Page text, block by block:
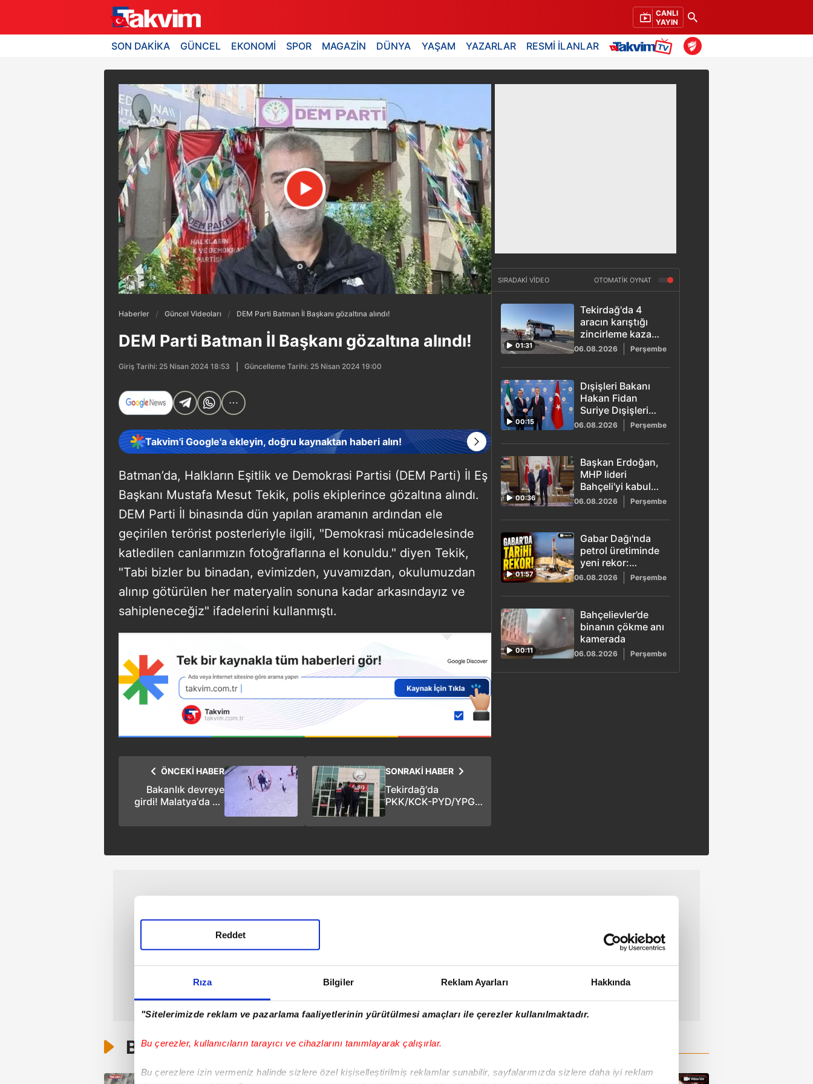
Rıza Bilgiler Reklam Ayarları Hakkında
"Sitelerimizde reklam ve pazarlama faaliyetlerinin yürütülmesi amaçları ile çerezler kullanılmaktadır.
Bu çerezler, kullanıcıların tarayıcı ve cihazlarını tanımlayarak çalışırlar.
Bu çerezlere izin vermeniz halinde sizlere özel kişiselleştirilmiş reklamlar sunabilir, sayfalarımızda sizlere daha iyi reklam
Reddet
CANLI
YAYIN
SON DAKİKA GÜNCEL EKONOMİ SPOR MAGAZİN DÜNYA YAŞAM YAZARLAR RESMİ İLANLAR
Haberler Güncel Videoları DEM Parti Batman İl Başkanı gözaltına alındı!
DEM Parti Batman İl Başkanı gözaltına alındı!
Giriş Tarihi: 25 Nisan 2024 18:53 Güncelleme Tarihi: 25 Nisan 2024 19:00
Takvim'i Google'a ekleyin, doğru kaynaktan haberi alın!
Batman’da, Halkların Eşitlik ve Demokrasi Partisi (DEM Parti) İl Eş
Başkanı Mustafa Mesut Tekik, polis ekiplerince gözaltına alındı.
DEM Parti İl binasında dün yapılan aramanın ardından ele
geçirilen terörist posterleriyle ilgili, "Demokrasi mücadelesinde
katledilen canlarımızın fotoğraflarına el konuldu." diyen Tekik,
"Tabi bizler bu binadan, evimizden, yuvamızdan, okulumuzdan
alınıp götürülen her materyalin sonuna kadar arkasındayız ve
sahipleneceğiz" ifadelerini kullanmıştı.
SONRAKİ HABER
Tekirdağ'da
PKK/KCK-PYD/YPG'li
terörist paketlendi!
ÖNCEKİ HABER
Bakanlık devreye
girdi! Malatya'da 23
tekme atılan çocuğa
SIRADAKİ VİDEO OTOMATİK OYNAT
01:31
Tekirdağ'da 4
aracın karıştığı
zincirleme kazada
29 kişi yaralandı
06.08.2026 Perşembe
00:15
Dışişleri Bakanı
Hakan Fidan
Suriye Dışişleri
Bakanı Esad
Hasan Şeybani ile
Ankara'da bir
araya geldi
06.08.2026 Perşembe
00:36
Başkan Erdoğan,
MHP lideri
Bahçeli'yi kabul
etti
06.08.2026 Perşembe
01:57
Gabar Dağı'nda
petrol üretiminde
yeni rekor:
Günlük 83 bin
06.08.2026 Perşembe
00:11
Bahçelievler’de
binanın çökme anı
kamerada
06.08.2026 Perşembe
Bunlar da Var